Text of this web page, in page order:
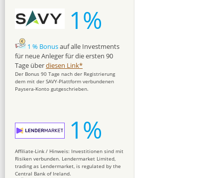
1%
1 % Bonusauf alle Investments
für neue Anleger für die ersten 90
Tage überdiesen Link*
Der Bonus 90 Tage nach der Registrierung
dem mit der SAVY-Plattform verbundenen
Paysera-Konto gutgeschrieben.
1%
Affiliate-Link / Hinweis: Investitionen sind mit
Risiken verbunden. Lendermarket Limited,
trading as Lendermarket, is regulated by the
Central Bank of Ireland.